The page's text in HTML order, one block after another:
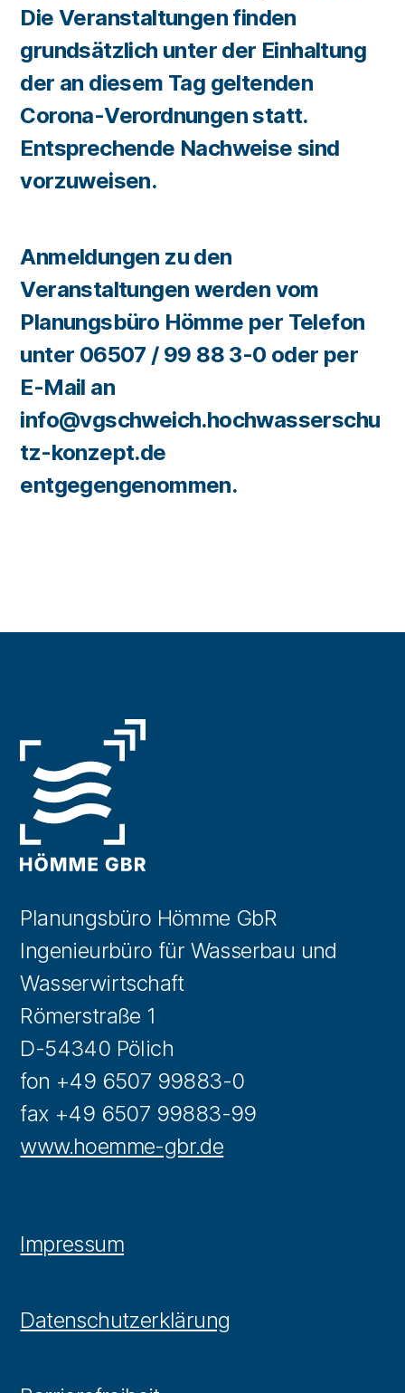
Die Veranstaltungen finden
grundsätzlich unter der Einhaltung
der an diesem Tag geltenden
Corona-Verordnungen statt.
Entsprechende Nachweise sind
vorzuweisen.
Anmeldungen zu den
Veranstaltungen werden vom
Planungsbüro Hömme per Telefon
unter 06507 / 99 88 3-0 oder per
E-Mail an
info@vgschweich.hochwasserschu
tz-konzept.de
entgegengenommen.
Planungsbüro Hömme GbR
Ingenieurbüro für Wasserbau und
Wasserwirtschaft
Römerstraße 1
D-54340 Pölich
fon +49 6507 99883-0
fax +49 6507 99883-99
www.hoemme-gbr.de
Impressum
Datenschutzerklärung